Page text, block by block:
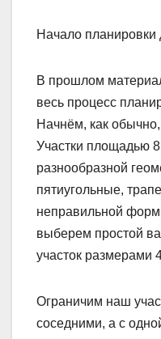
Начало планировки
В прошлом
весь процесс
Начнём, как
Участки площадью
разнообразной
пятиугольные,
неправильной
выберем простой
участок размерами
Ограничим наш
соседними, а с